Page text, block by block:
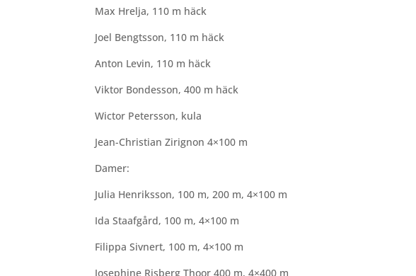
Max Hrelja, 110 m häck
Joel Bengtsson, 110 m häck
Anton Levin, 110 m häck
Viktor Bondesson, 400 m häck
Wictor Petersson, kula
Jean-Christian Zirignon 4×100 m
Damer:
Julia Henriksson, 100 m, 200 m, 4×100 m
Ida Staafgård, 100 m, 4×100 m
Filippa Sivnert, 100 m, 4×100 m
Josephine Risberg Thoor 400 m, 4×400 m